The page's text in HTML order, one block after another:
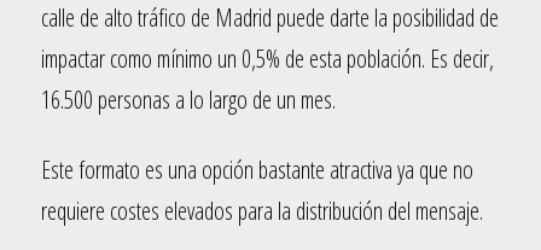
calle de alto tráfico de Madrid puede darte la posibilidad de
impactar como mínimo un 0,5% de esta población. Es decir,
16.500 personas a lo largo de un mes.
Este formato es una opción bastante atractiva ya que no
requiere costes elevados para la distribución del mensaje.